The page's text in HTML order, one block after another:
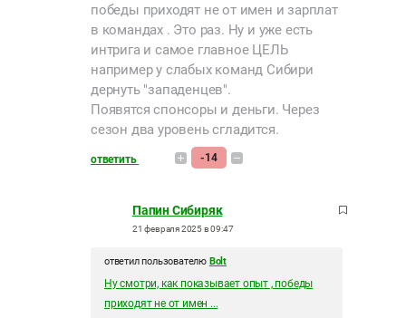
победы приходят не от имен и зарплат
в командах . Это раз. Ну и уже есть
интрига и самое главное ЦЕЛЬ
например у слабых команд Сибири
дернуть "западенцев".
Появятся спонсоры и деньги. Через
сезон два уровень сгладится.
ответить -14
Папин Сибиряк
21 февраля 2025 в 09:47
ответил пользователю Bolt
Ну смотри, как показывает опыт , победы
приходят не от имен ...